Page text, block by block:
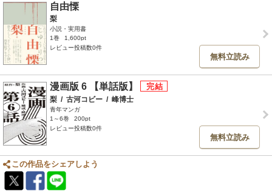
自由慄
梨
小説・実用書
1巻
1,600pt
レビュー投稿数0件
無料立読み
漫画版 6 【単話版】
梨 / 古河コビー / 峰博士
青年マンガ
1～6巻
200pt
レビュー投稿数0件
無料立読み
この作品をシェアしよう